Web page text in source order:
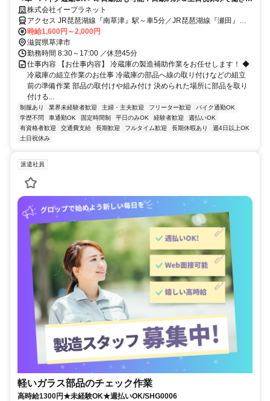
すさも抜群！工場内に有名カフェあり◎利用も可能♪
株式会社イープラネット
アクセス JR琵琶湖線『南草津』駅～車5分／JR琵琶湖線『瀬田』駅
～車10分／JR東海道本線『栗東』駅～車18分◆車・バイク通勤ＯＫ
時給1,600円～2,000円
滋賀県草津市
勤務時間 8:30～17:00 ／休憩45分
仕事内容 【お仕事内容】 冷蔵庫の製造補助作業をお任せします！ ◆
冷蔵庫の組立作業のお仕事 冷蔵庫の部品へ線の取り付けなどの組立
前の準備作業 部品の取付けや組み付け 決められた場所に部品を取り
付ける...
制服あり 業界未経験者歓迎 主婦・主夫歓迎 フリーター歓迎
バイク通勤OK
学歴不問
車通勤OK 固定時間制 平日のみOK 経験者歓迎
週払いOK
有資格者歓迎
交通費支給 長期歓迎 フルタイム歓迎 長期休暇あり
週4日以上OK
土日祝休み
派遣社員
軽いガラス部品のチェック作業
高時給1300円★未経験OK★週払いOK/SHG0006